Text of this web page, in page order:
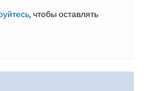
, чтобы оставлять